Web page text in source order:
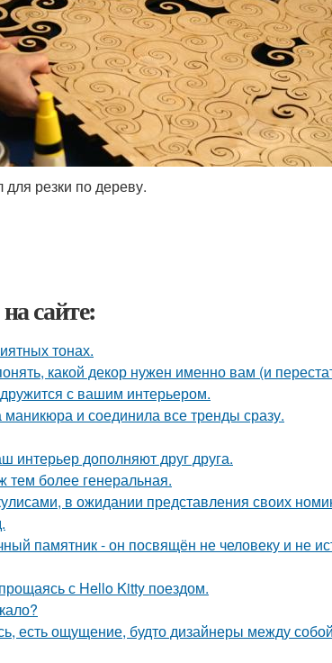
резки по дереву.
сайте:
тонах.
какой декор нужен именно вам (и
с вашим интерьером.
и соединила все тренды сразу.
интерьер дополняют друг друга.
тем более генеральная.
в ожидании представления своих
памятник - он посвящён не человеку и не
с Hello Kitty поездом.
есть ощущение, будто дизайнеры между